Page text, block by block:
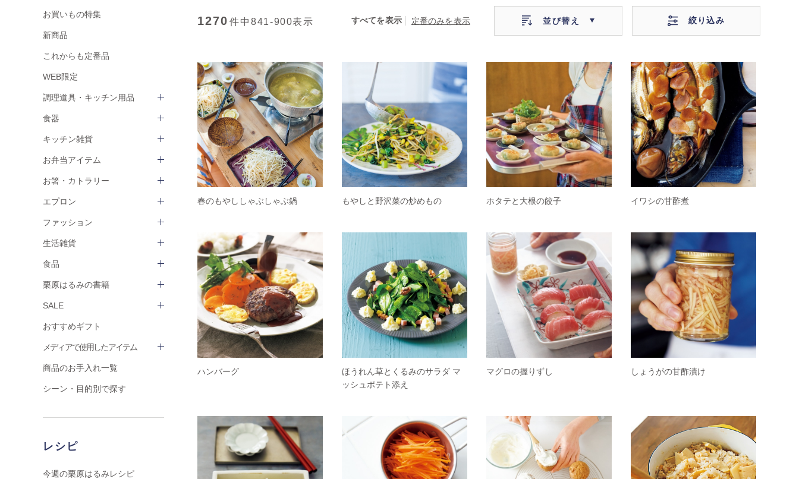
お買いもの特集
新商品
これからも定番品
WEB限定
調理道具・キッチン用品
食器
キッチン雑貨
お弁当アイテム
お箸・カトラリー
エプロン
ファッション
生活雑貨
食品
栗原はるみの書籍
SALE
おすすめギフト
メディアで使用したアイテム
商品のお手入れ一覧
シーン・目的別で探す
レシピ
今週の栗原はるみレシピ
1270 件中 841-900表示 すべてを表示 定番のみを表示 並び替え 絞り込み
春のもやししゃぶしゃぶ鍋 もやしと野沢菜の炒めもの ホタテと大根の餃子 イワシの甘酢煮
ハンバーグ
ほうれん草とくるみのサラダ マ
ッシュポテト添え
マグロの握りずし しょうがの甘酢漬け